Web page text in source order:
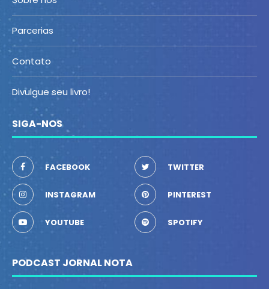
Parcerias
Contato
Divulgue seu livro!
SIGA-NOS
FACEBOOK TWITTER
INSTAGRAM PINTEREST
YOUTUBE SPOTIFY
PODCAST JORNAL NOTA